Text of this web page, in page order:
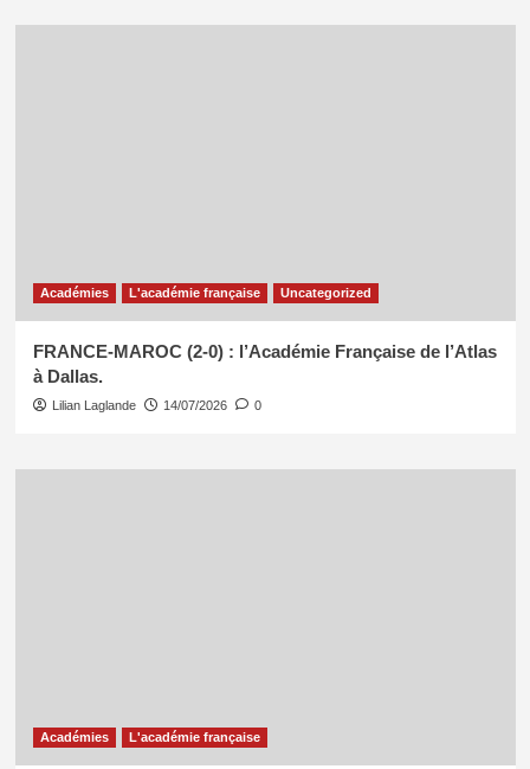
Académies L'académie française Uncategorized
FRANCE-MAROC (2-0) : l’Académie Française de l’Atlas
à Dallas.
Lilian Laglande 14/07/2026 0
Académies L'académie française